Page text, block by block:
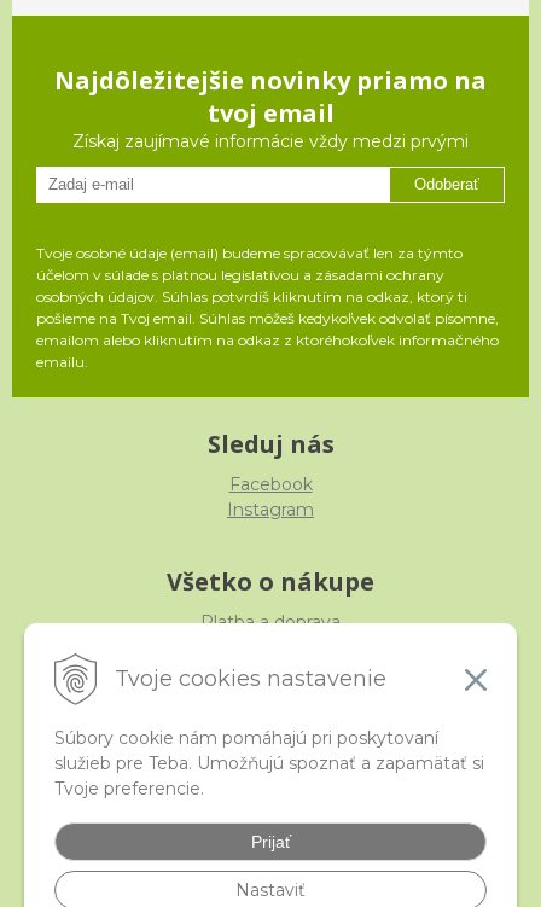
Tvoje cookies nastavenie
Súbory cookie nám pomáhajú pri poskytovaní
služieb pre Teba. Umožňujú spoznať a zapamätať si
Tvoje preferencie.
Prijať
Nastaviť
Najdôležitejšie novinky priamo na
tvoj email
Získaj zaujímavé informácie vždy medzi prvými
Odoberať
Tvoje osobné údaje (email) budeme spracovávať len za týmto
účelom v súlade s platnou legislatívou a zásadami ochrany
osobných údajov. Súhlas potvrdíš kliknutím na odkaz, ktorý ti
pošleme na Tvoj email. Súhlas môžeš kedykoľvek odvolať písomne,
emailom alebo kliknutím na odkaz z ktoréhokoľvek informačného
emailu.
Sleduj nás
Facebook
Instagram
Všetko o nákupe
Platba a doprava
Obchodné podmienky
iStraka
Veľkoobchod
Najčastejšie otázky
Certifikáty